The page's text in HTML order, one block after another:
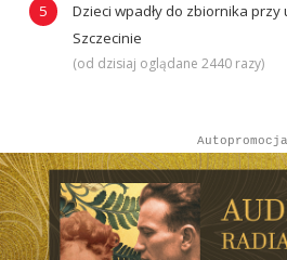
Dzieci wpadły do zbiornika przy
Szczecinie
(od dzisiaj oglądane 2440 razy)